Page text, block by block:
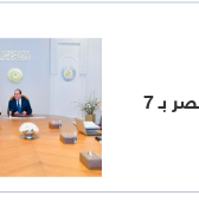
البنك الدولي يوافق على إطار شراكة مع مصر بـ 7